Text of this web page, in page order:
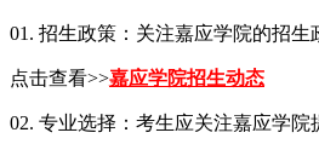
01. 招生政策：关注嘉应学院的招
点击查看>>嘉应学院招生动态
02. 专业选择：考生应关注嘉应学